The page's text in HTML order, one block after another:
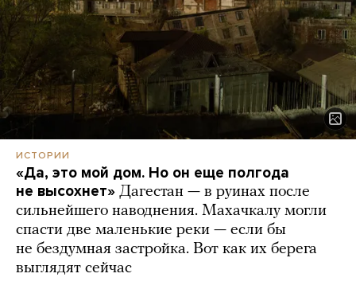
ИСТОРИИ
«Да, это мой дом. Но он еще полгода
не высохнет» Дагестан — в руинах после
сильнейшего наводнения. Махачкалу могли
спасти две маленькие реки — если бы
не бездумная застройка. Вот как их берега
выглядят сейчас